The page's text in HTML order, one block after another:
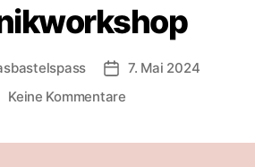
Beitragsdatum
7. Mai 2024
Keine Kommentarezu